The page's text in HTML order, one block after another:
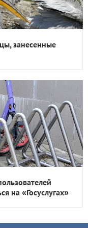
занесенные
на «Госуслугах»